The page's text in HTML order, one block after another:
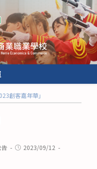
創客嘉年華」
告
Post2023/09/12